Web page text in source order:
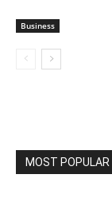
Business
MOST POPULAR